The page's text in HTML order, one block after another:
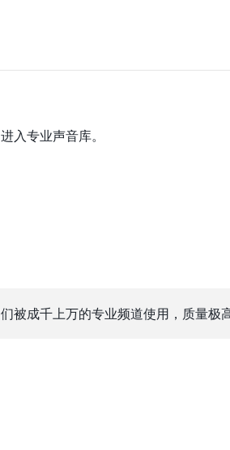
入专业声音库。
被成千上万的专业频道使用，质量极